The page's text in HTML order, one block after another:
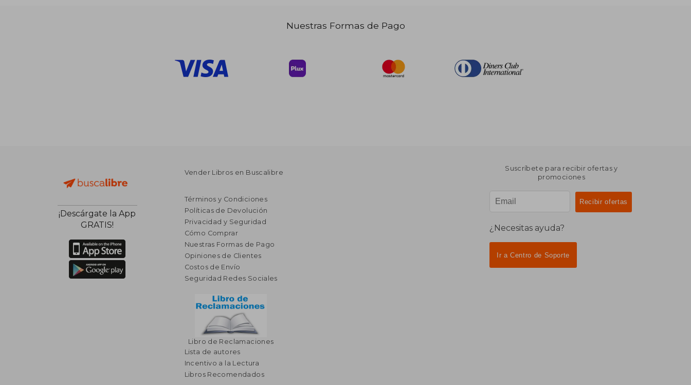
$ 18.07
Nuestras Formas de Pago
¡Descárgate la App
GRATIS!
Vender Libros en Buscalibre
Términos y Condiciones
Políticas de Devolución
Privacidad y Seguridad
Cómo Comprar
Nuestras Formas de Pago
Opiniones de Clientes
Costos de Envío
Seguridad Redes Sociales
Libro de Reclamaciones
Lista de autores
Incentivo a la Lectura
Libros Recomendados
Suscríbete para recibir ofertas y
promociones
¿Necesitas ayuda?
Ir a Centro de Soporte